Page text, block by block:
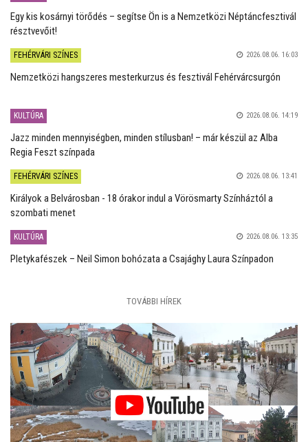
Egy kis kosárnyi törődés – segítse Ön is a Nemzetközi Néptáncfesztivál
résztvevőit!
FEHÉRVÁRI SZÍNES 2026.08.06. 16:03
Nemzetközi hangszeres mesterkurzus és fesztivál Fehérvárcsurgón
KULTÚRA 2026.08.06. 14:19
Jazz minden mennyiségben, minden stílusban! – már készül az Alba
Regia Feszt színpada
FEHÉRVÁRI SZÍNES 2026.08.06. 13:41
Királyok a Belvárosban - 18 órakor indul a Vörösmarty Színháztól a
szombati menet
KULTÚRA 2026.08.06. 13:35
Pletykafészek – Neil Simon bohózata a Csajághy Laura Színpadon
TOVÁBBI HÍREK